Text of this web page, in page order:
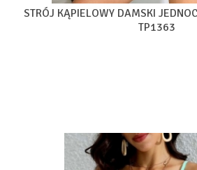
STRÓJ KĄPIELOWY DAMSKI
TP1363